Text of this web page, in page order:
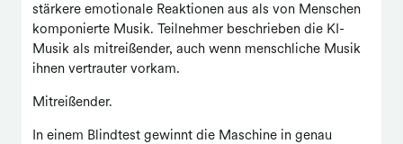
stärkere emotionale Reaktionen aus als von Menschen
komponierte Musik. Teilnehmer beschrieben die KI-
Musik als mitreißender, auch wenn menschliche Musik
ihnen vertrauter vorkam.
Mitreißender.
In einem Blindtest gewinnt die Maschine in genau